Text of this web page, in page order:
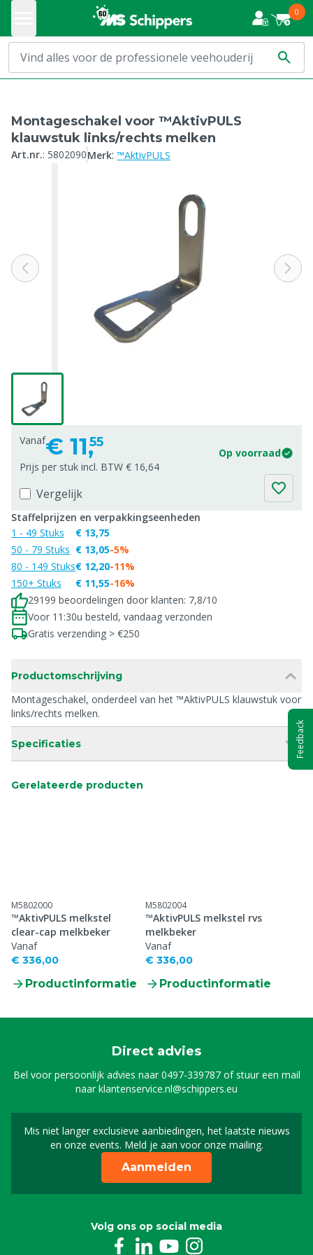
0
Montageschakel voor ™AktivPULS
klauwstuk links/rechts melken
Art.nr.: 5802090Merk: ™AktivPULS
Vanaf€ 11,55
Op voorraad
Prijs per stuk incl. BTW € 16,64
Vergelijk
Staffelprijzen en verpakkingseenheden
1 - 49 Stuks
50 - 79 Stuks
80 - 149 Stuks
150+ Stuks
€ 13,75
€ 13,05
€ 12,20
€ 11,55
-5%
-11%
-16%
29199 beoordelingen door klanten: 7,8/10
Voor 11:30u besteld, vandaag verzonden
Gratis verzending > €250
Productomschrijving
Montageschakel, onderdeel van het ™AktivPULS klauwstuk voor
links/rechts melken.
Specificaties
Gerelateerde producten
M5802000
™AktivPULS melkstel
clear-cap melkbeker
Vanaf
€ 336,00
Productinformatie
M5802004
™AktivPULS melkstel rvs
melkbeker
Vanaf
€ 336,00
Productinformatie
Direct advies
Bel voor persoonlijk advies naar0497-339787of stuur een mail
naarklantenservice.nl@schippers.eu
Mis niet langer exclusieve aanbiedingen, het laatste nieuws
en onze events. Meld je aan voor onze mailing.
Schrijf je in voor onze
Aanmelden
Volg ons op social media
Feedback